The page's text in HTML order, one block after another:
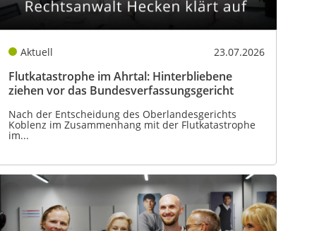
Aktuell 23.07.2026
Flutkatastrophe im Ahrtal: Hinterbliebene
ziehen vor das Bundesverfassungsgericht
Nach der Entscheidung des Oberlandesgerichts
Koblenz im Zusammenhang mit der Flutkatastrophe
im...